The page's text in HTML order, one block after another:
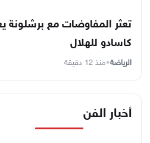
تعثر المفاوضات مع برشلونة
كاسادو للهلال
الرياضة•منذ 12 دقيقة
أخبار الفن